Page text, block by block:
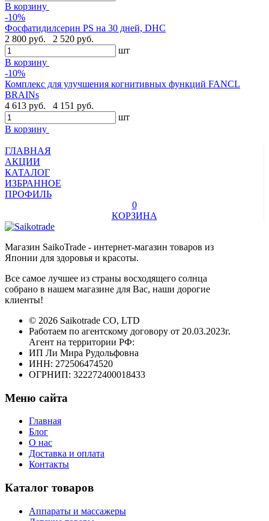
В корзину
-10%
Фосфатидилсерин PS на 30 дней, DHC
2 800 руб.
2 520 руб.
шт
В корзину
-10%
Комплекс для улучшения когнитивных функций FANCL
BRAINs
4 613 руб.
4 151 руб.
шт
В корзину
ГЛАВНАЯ
АКЦИИ
КАТАЛОГ
ИЗБРАННОЕ
ПРОФИЛЬ
0
КОРЗИНА
Магазин SaikoTrade - интернет-магазин товаров из
Японии для здоровья и красоты.
Все самое лучшее из страны восходящего солнца
собрано в нашем магазине для Вас, наши дорогие
клиенты!
© 2026 Saikotrade CO, LTD
Работаем по агентскому договору от 20.03.2023г.
Агент на территории РФ:
ИП Ли Мира Рудольфовна
ИНН: 272506474520
ОГРНИП: 322272400018433
Меню сайта
Главная
Блог
О нас
Доставка и оплата
Контакты
Каталог товаров
Аппараты и массажеры